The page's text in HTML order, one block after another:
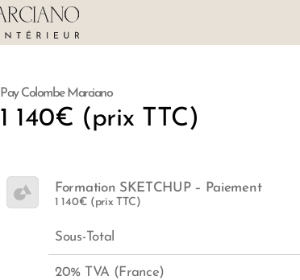
Pay Colombe Marciano
1 140€ (prix TTC)
Formation SKETCHUP – Paiement
1 140€ (prix TTC)
Sous-Total
20% TVA (France)